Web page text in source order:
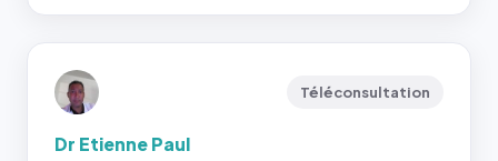
Téléconsultation
Dr Etienne Paul